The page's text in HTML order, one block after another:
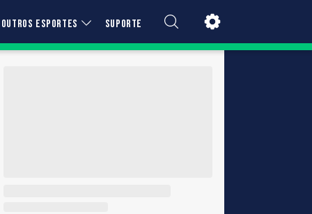
OUTROS ESPORTES SUPORTE